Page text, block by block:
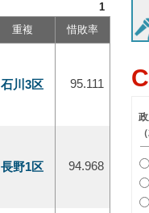
1
重複 惜敗率
石川3区 95.111
長野1区 94.968
C